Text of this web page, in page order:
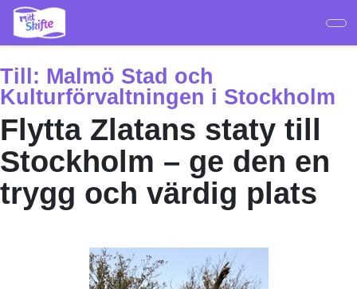
Hoppa
huvudinnehåll
Till: Malmö Stad och
Kulturförvaltningen i Stockholm
Flytta Zlatans staty till
Stockholm – ge den en
trygg och värdig plats